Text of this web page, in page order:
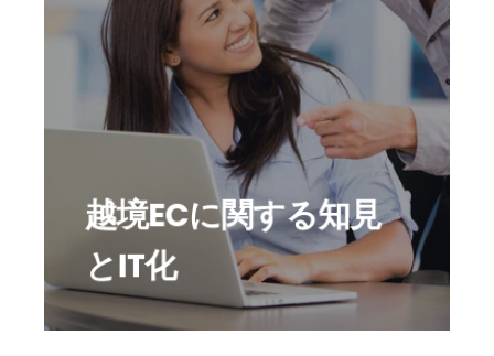
越境ECに関する知見
とIT化
13年前より当該分野ばかりを対応。
税務だけでなく関連する越境ECの情
報も多くございます。また、越境EC
周辺企業とも提供して価値を創造し
ています。
越境ECの税申告に特化したMyOpti
をご利用頂き、一貫した対応が可能
です。